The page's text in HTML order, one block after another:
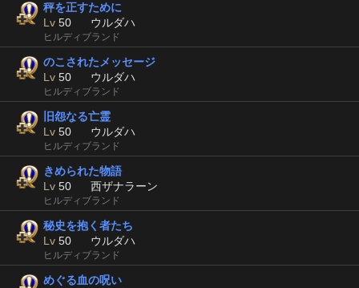
秤を正すために
Lv 50 ウルダハ
ヒルディブランド
のこされたメッセージ
Lv 50 ウルダハ
ヒルディブランド
旧怨なる亡霊
Lv 50 ウルダハ
ヒルディブランド
きめられた物語
Lv 50 西ザナラーン
ヒルディブランド
秘史を抱く者たち
Lv 50 ウルダハ
ヒルディブランド
めぐる血の呪い